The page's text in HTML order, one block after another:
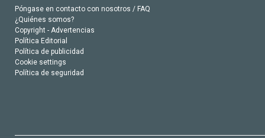
Póngase en contacto con nosotros / FAQ
¿Quiénes somos?
Copyright - Advertencias
Política Editorial
Política de publicidad
Cookie settings
Política de seguridad